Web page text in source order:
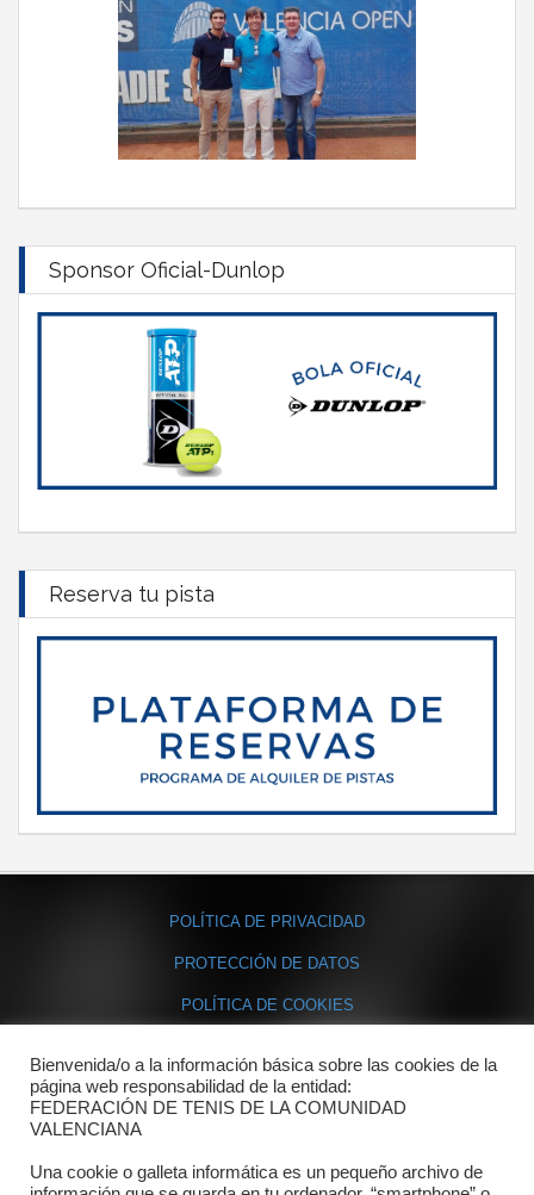
Sponsor Oficial-Dunlop
Reserva tu pista
POLÍTICA DE PRIVACIDAD
PROTECCIÓN DE DATOS
POLÍTICA DE COOKIES
Contacto
Dónde estamos
Directorio departamentos
Bienvenida/o a la información básica sobre las cookies de la
página web responsabilidad de la entidad:
FEDERACIÓN DE TENIS DE LA COMUNIDAD
VALENCIANA
Una cookie o galleta informática es un pequeño archivo de